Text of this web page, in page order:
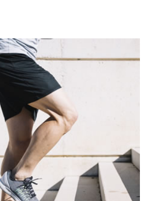
zdravlje na viši nivo?
Kako da napravite razliku između
toksične veze i zdravog partnerskog
Kako da imate blistavu kožu bez skupih
tretmana?
Kako da se podmladite uz kreme sa
hijaluronom